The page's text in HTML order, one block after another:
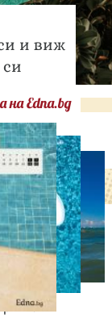
и виж
Edna.bg
промяна:
40 години
от